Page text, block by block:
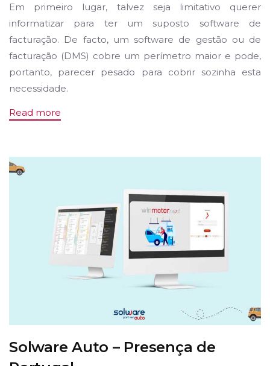
Em primeiro lugar, talvez seja limitativo querer
informatizar para ter um suposto software de
facturação. De facto, um software de gestão ou de
facturação (DMS) cobre um perímetro maior e pode,
portanto, parecer pesado para cobrir sozinha esta
necessidade.
Read more
Solware Auto – Presença de